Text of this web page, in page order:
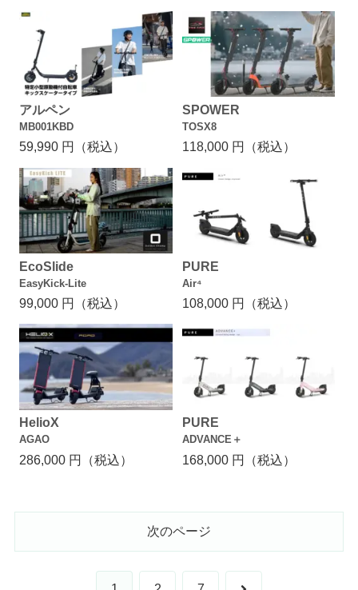
アルペン
MB001KBD
59,990 円（税込）
SPOWER
TOSX8
118,000 円（税込）
EcoSlide
EasyKick-Lite
99,000 円（税込）
PURE
Air⁴
108,000 円（税込）
HelioX
AGAO
286,000 円（税込）
PURE
ADVANCE＋
168,000 円（税込）
次のページ